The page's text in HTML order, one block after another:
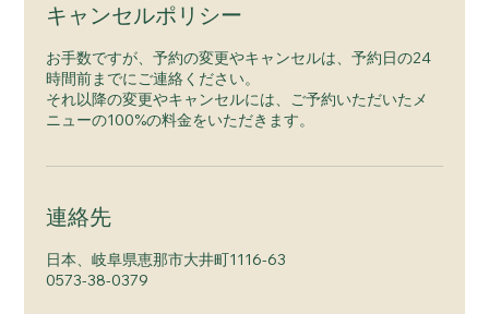
キャンセルポリシー
お手数ですが、予約の変更やキャンセルは、予約日の24
時間前までにご連絡ください。
それ以降の変更やキャンセルには、ご予約いただいたメ
ニューの100%の料金をいただきます。
連絡先
日本、岐阜県恵那市大井町1116-63
0573-38-0379